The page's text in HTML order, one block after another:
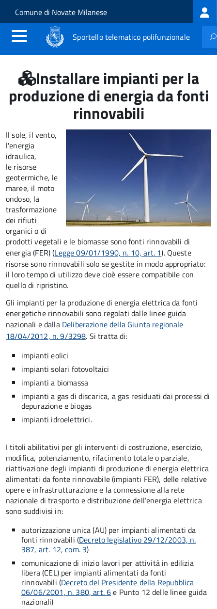
Salta al contenuto principale
Skip to site navigation
Comune di Novate Milanese
Sportello telematico polifunzionale
Installare impianti per la
produzione di energia da fonti
rinnovabili
Il sole, il vento,
l'energia
idraulica,
le risorse
geotermiche, le
maree, il moto
ondoso, la
trasformazione
dei rifiuti
organici o di
prodotti vegetali e le biomasse sono fonti rinnovabili di
energia (FER) (Legge 09/01/1990, n. 10, art. 1). Queste
risorse sono rinnovabili solo se gestite in modo appropriato:
il loro tempo di utilizzo deve cioè essere compatibile con
quello di ripristino.
Gli impianti per la produzione di energia elettrica da fonti
energetiche rinnovabili sono regolati dalle linee guida
nazionali e dalla Deliberazione della Giunta regionale
18/04/2012, n. 9/3298. Si tratta di:
impianti eolici
impianti solari fotovoltaici
impianti a biomassa
impianti a gas di discarica, a gas residuati dai processi di
depurazione e biogas
impianti idroelettrici.
I titoli abilitativi per gli interventi di costruzione, esercizio,
modifica, potenziamento, rifacimento totale o parziale,
riattivazione degli impianti di produzione di energia elettrica
alimentati da fonte rinnovabile (impianti FER), delle relative
opere e infrastrutturazione e la connessione alla rete
nazionale di trasporto e distribuzione dell’energia elettrica
sono suddivisi in:
autorizzazione unica (AU) per impianti alimentati da
fonti rinnovabili (Decreto legislativo 29/12/2003, n.
387, art. 12, com. 3)
comunicazione di inizio lavori per attività in edilizia
libera (CEL) per impianti alimentati da fonti
rinnovabili (Decreto del Presidente della Repubblica
06/06/2001, n. 380, art. 6e Punto 12 delle linee guida
nazionali)